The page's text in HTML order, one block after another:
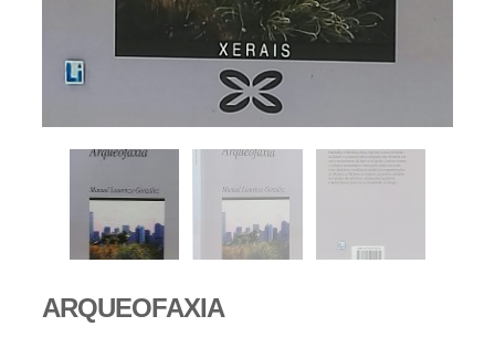
ARQUEOFAXIA